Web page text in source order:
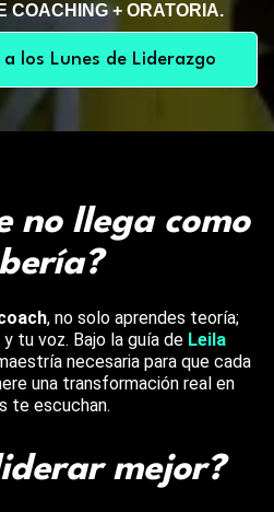
COACHING + ORATORIA.
los Lunes de Liderazgo
no llega como
, no solo aprendes teoría;
tu voz. Bajo la guía de Leila
necesaria para que cada
una transformación real en
te escuchan.
mejor?